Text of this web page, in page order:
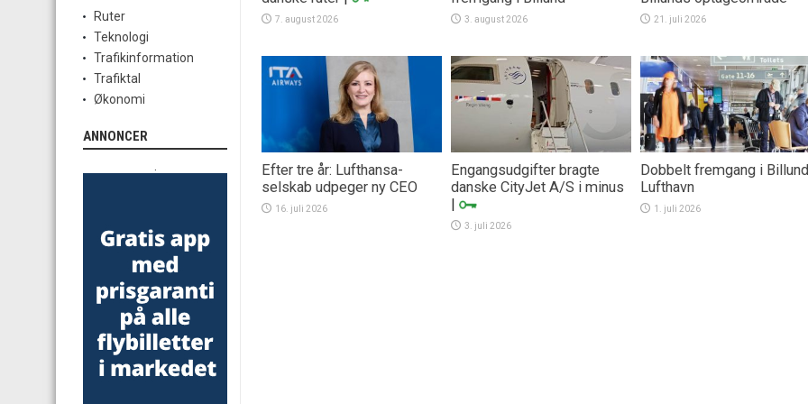
7. august 2026 3. august 2026 21. juli 2026
Efter tre år: Lufthansa-
selskab udpeger ny CEO
16. juli 2026
Engangsudgifter bragte
danske CityJet A/S i minus
|
3. juli 2026
Dobbelt fremgang i Billund
Lufthavn
1. juli 2026
Ruter
Teknologi
Trafikinformation
Trafiktal
Økonomi
ANNONCER